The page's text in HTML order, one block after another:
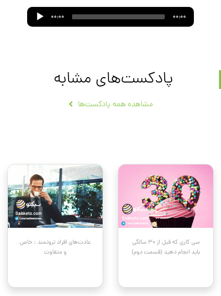
Audio
Player
00:00 00:00
پادکست‌های مشابه
مشاهده همه پادکست‌ها
سی کاری که قبل از ۳۰ سالگی
باید انجام دهید (قسمت دوم)
عادت‌های افراد ثروتمند ; خاص
و متفاوت